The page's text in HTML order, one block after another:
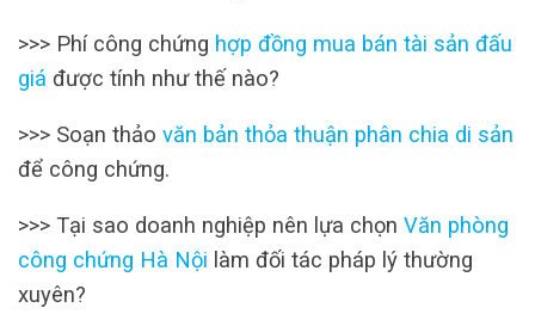
>>> Phí công chứng hợp đồng mua bán tài sản đấu
giá được tính như thế nào?
>>> Soạn thảo văn bản thỏa thuận phân chia di sản
để công chứng.
>>> Tại sao doanh nghiệp nên lựa chọn Văn phòng
công chứng Hà Nội làm đối tác pháp lý thường
xuyên?